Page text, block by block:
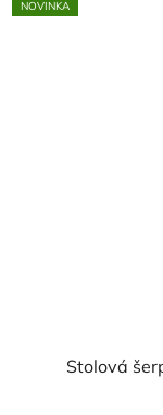
NOVINKA
Stolová